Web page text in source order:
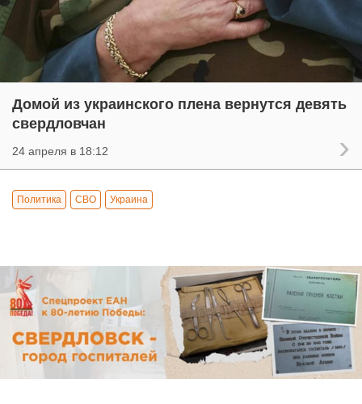
Домой из украинского плена вернутся девять
свердловчан
24 апреля в 18:12
Политика СВО Украина